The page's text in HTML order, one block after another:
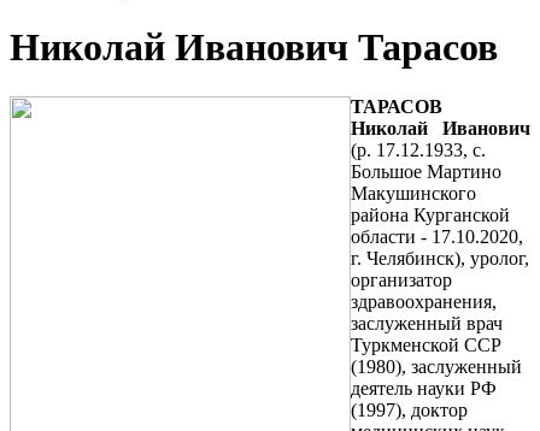
Николай Иванович Тарасов
ТАРАСОВ
Николай Иванович
(р. 17.12.1933, с.
Большое Мартино
Макушинского
района Курганской
области - 17.10.2020,
г. Челябинск), уролог,
организатор
здравоохранения,
заслуженный врач
Туркменской ССР
(1980), заслуженный
деятель науки РФ
(1997), доктор